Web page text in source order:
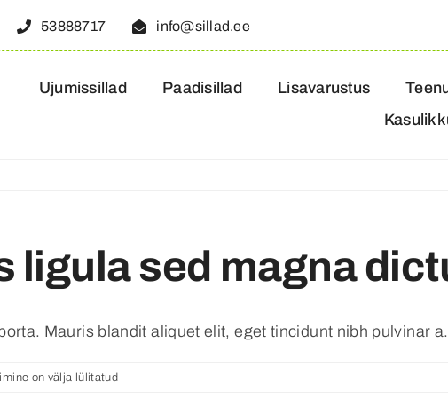
53888717 info@sillad.ee
Ujumissillad Paadisillad Lisavarustus
ligula sed magna
Mauris blandit aliquet elit, eget tincidunt nibh pulvinar a.
on välja lülitatud